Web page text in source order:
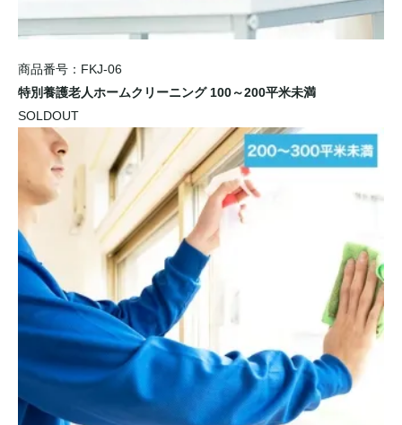
商品番号：FKJ-06
特別養護老人ホームクリーニング 100～200平米未満
SOLDOUT